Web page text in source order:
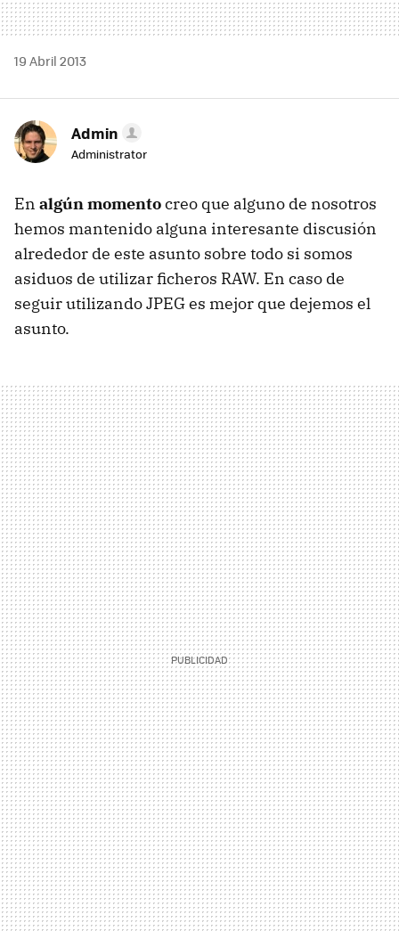
19 Abril 2013
Admin
Administrator
En algún momentocreo que alguno de nosotros
hemos mantenido alguna interesante discusión
alrededor de este asunto sobre todo si somos
asiduos de utilizar ficheros RAW. En caso de
seguir utilizando JPEG es mejor que dejemos el
asunto.